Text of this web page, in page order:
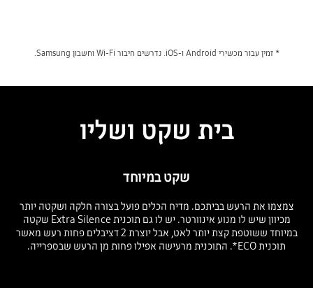
* זמין עבור מכשירי Android ו-iOS. נדרשים חיבור Wi-Fi וחשבון Samsung.
בית שקט ושליו
שקט במיוחד
צמצמו את הרעש בביתכם. מדיח הכלים פועל בצורה חלקה ושקטה יותר
מכיוון שיש לו מנוע אינוורטר. יש לו גם תוכנית Extra Silence שקטה
במיוחד ששוטפת קצת יותר לאט, אבל יוצרת 2 דציבלים פחות רעש מאשר
תוכנית ECO*. התוכנית מרעישה אפילו פחות מן הרעש שבספרייה.